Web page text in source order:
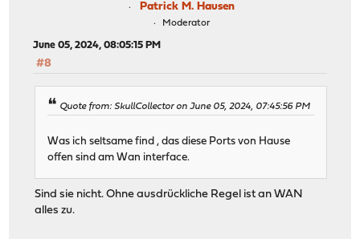
Patrick M. Hausen
Moderator
June 05, 2024, 08:05:15 PM
#8
Quote from: SkullCollector on June 05, 2024, 07:45:56 PM
Was ich seltsame find , das diese Ports von Hause
offen sind am Wan interface.
Sind sie nicht. Ohne ausdrückliche Regel ist an WAN
alles zu.